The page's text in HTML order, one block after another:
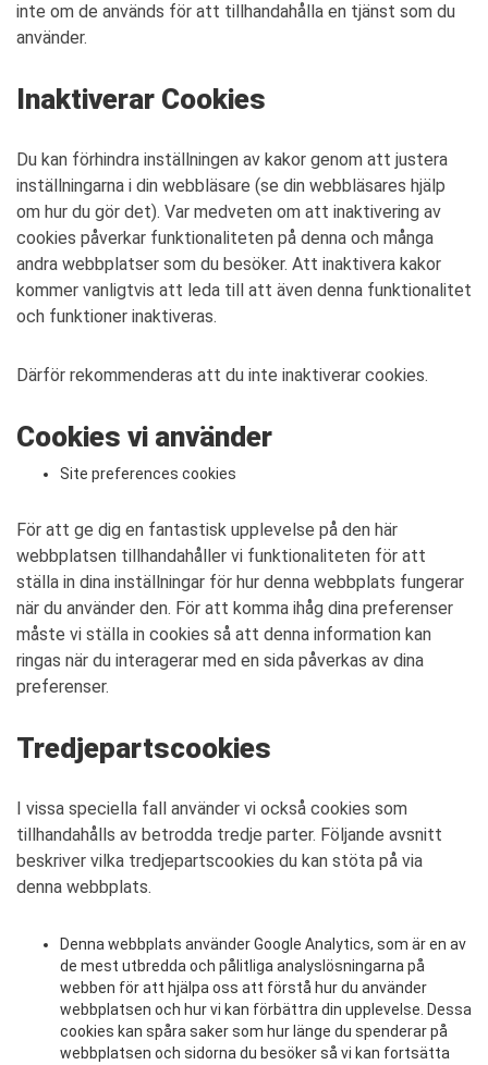
inte om de används för att tillhandahålla en tjänst som du
använder.
Inaktiverar Cookies
Du kan förhindra inställningen av kakor genom att justera
inställningarna i din webbläsare (se din webbläsares hjälp
om hur du gör det). Var medveten om att inaktivering av
cookies påverkar funktionaliteten på denna och många
andra webbplatser som du besöker. Att inaktivera kakor
kommer vanligtvis att leda till att även denna funktionalitet
och funktioner inaktiveras.
Därför rekommenderas att du inte inaktiverar cookies.
Cookies vi använder
Site preferences cookies
För att ge dig en fantastisk upplevelse på den här
webbplatsen tillhandahåller vi funktionaliteten för att
ställa in dina inställningar för hur denna webbplats fungerar
när du använder den. För att komma ihåg dina preferenser
måste vi ställa in cookies så att denna information kan
ringas när du interagerar med en sida påverkas av dina
preferenser.
Tredjepartscookies
I vissa speciella fall använder vi också cookies som
tillhandahålls av betrodda tredje parter. Följande avsnitt
beskriver vilka tredjepartscookies du kan stöta på via
denna webbplats.
Denna webbplats använder Google Analytics, som är en av
de mest utbredda och pålitliga analyslösningarna på
webben för att hjälpa oss att förstå hur du använder
webbplatsen och hur vi kan förbättra din upplevelse. Dessa
cookies kan spåra saker som hur länge du spenderar på
webbplatsen och sidorna du besöker så vi kan fortsätta